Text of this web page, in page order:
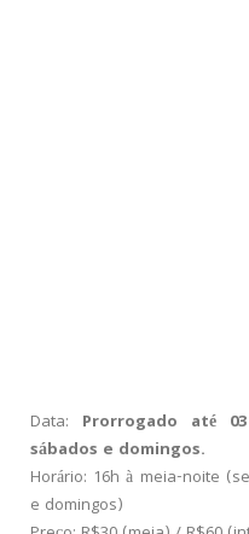
Data: Prorrogado até
sábados e domingos.
Horário: 16h à meia-noite
e domingos)